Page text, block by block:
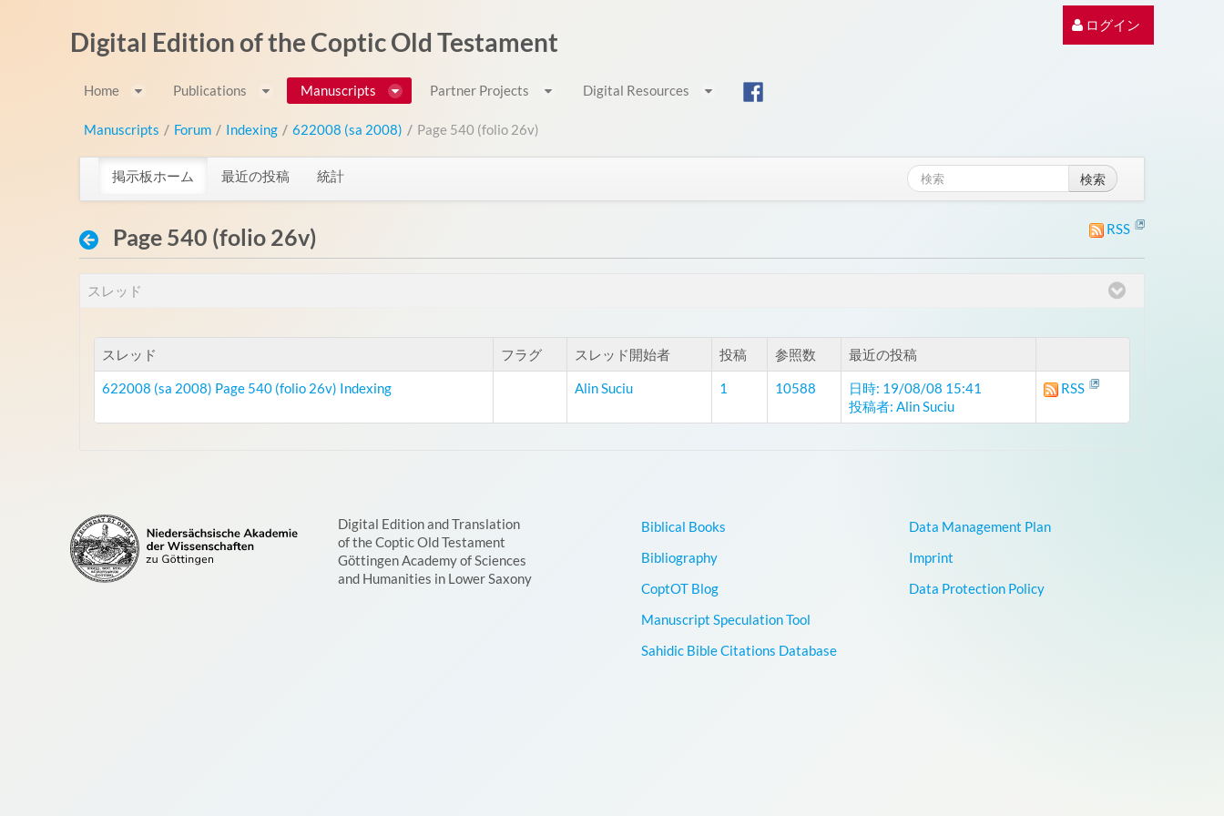
ログイン
Digital Edition of the Coptic Old Testament
Home Publications Manuscripts Partner Projects Digital Resources
Manuscripts / Forum / Indexing / 622008 (sa 2008) / Page 540 (folio 26v)
掲示板ホーム 最近の投稿 統計 検索
RSS
Page 540 (folio 26v)
スレッド
スレッド フラグ スレッド開始者 投稿 参照数 最近の投稿
622008 (sa 2008) Page 540 (folio 26v) Indexing Alin Suciu 1 10588
日時: 19/08/08 15:41
投稿者: Alin Suciu
RSS
Digital Edition and Translation
of the Coptic Old Testament
Göttingen Academy of Sciences
and Humanities in Lower Saxony
Biblical Books
Bibliography
CoptOT Blog
Manuscript Speculation Tool
Sahidic Bible Citations Database
Data Management Plan
Imprint
Data Protection Policy